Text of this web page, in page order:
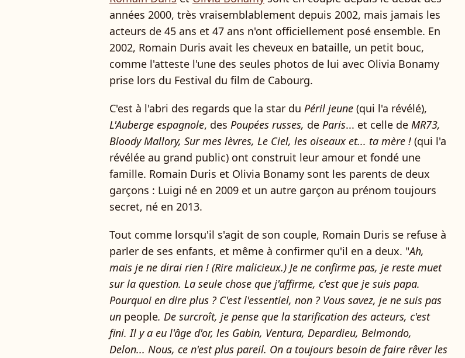
années 2000, très vraisemblablement depuis 2002, mais jamais les
acteurs de 45 ans et 47 ans n'ont officiellement posé ensemble. En
2002, Romain Duris avait les cheveux en bataille, un petit bouc,
comme l'atteste l'une des seules photos de lui avec Olivia Bonamy
prise lors du Festival du film de Cabourg.
C'est à l'abri des regards que la star du Péril jeune (qui l'a révélé),
L'Auberge espagnole, des Poupées russes, de Paris... et celle de MR73,
Bloody Mallory, Sur mes lèvres, Le Ciel, les oiseaux et... ta mère ! (qui l'a
révélée au grand public) ont construit leur amour et fondé une
famille. Romain Duris et Olivia Bonamy sont les parents de deux
garçons : Luigi né en 2009 et un autre garçon au prénom toujours
secret, né en 2013.
Tout comme lorsqu'il s'agit de son couple, Romain Duris se refuse à
parler de ses enfants, et même à confirmer qu'il en a deux. "Ah,
mais je ne dirai rien ! (Rire malicieux.) Je ne confirme pas, je reste muet
sur la question. La seule chose que j'affirme, c'est que je suis papa.
Pourquoi en dire plus ? C'est l'essentiel, non ? Vous savez, je ne suis pas
un people. De surcroît, je pense que la starification des acteurs, c'est
fini. Il y a eu l'âge d'or, les Gabin, Ventura, Depardieu, Belmondo,
Delon... Nous, ce n'est plus pareil. On a toujours besoin de faire rêver les